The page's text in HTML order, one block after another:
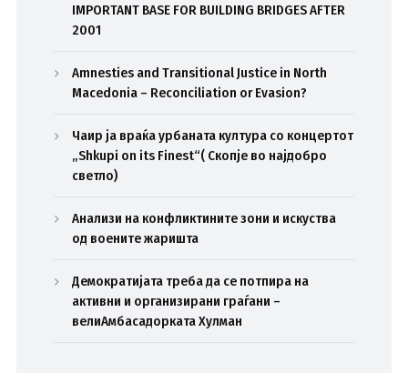
IMPORTANT BASE FOR BUILDING BRIDGES AFTER
2001
Amnesties and Transitional Justice in North
Macedonia – Reconciliation or Evasion?
Чаир ја враќа урбаната култура со концертот
„Shkupi on its Finest“( Скопје во најдобро
светло)
Анализи на конфликтините зони и искуства
од воените жаришта
Демократијата треба да се потпира на
активни и организирани граѓани –
велиАмбасадорката Хулман